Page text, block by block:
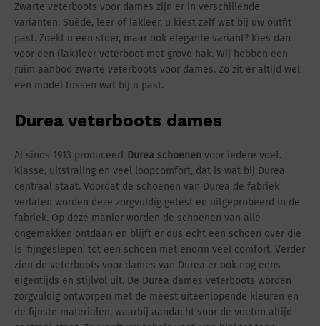
Zwarte veterboots voor dames zijn er in verschillende
varianten. Suède, leer of lakleer, u kiest zelf wat bij uw outfit
past. Zoekt u een stoer, maar ook elegante variant? Kies dan
voor een (lak)leer veterboot met grove hak. Wij hebben een
ruim aanbod zwarte veterboots voor dames. Zo zit er altijd wel
een model tussen wat bij u past.
Durea veterboots dames
Al sinds 1913 produceert Durea schoenen voor iedere voet.
Klasse, uitstraling en veel loopcomfort, dat is wat bij Durea
centraal staat. Voordat de schoenen van Durea de fabriek
verlaten worden deze zorgvuldig getest en uitgeprobeerd in de
fabriek. Op deze manier worden de schoenen van alle
ongemakken ontdaan en blijft er dus echt een schoen over die
is ‘fijngeslepen’ tot een schoen met enorm veel comfort. Verder
zien de veterboots voor dames van Durea er ook nog eens
eigentijds en stijlvol uit. De Durea dames veterboots worden
zorgvuldig ontworpen met de meest uiteenlopende kleuren en
de fijnste materialen, waarbij aandacht voor de voeten altijd